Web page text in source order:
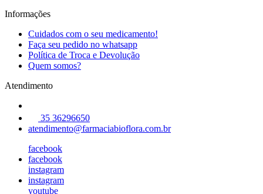
Informações
Cuidados com o seu medicamento!
Faça seu pedido no whatsapp
Política de Troca e Devolução
Quem somos?
Atendimento
35 36296650
atendimento@farmaciabioflora.com.br
facebook
facebook
instagram
instagram
youtube